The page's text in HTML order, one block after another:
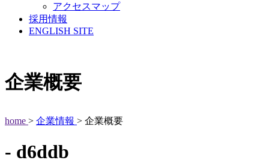
アクセスマップ
採用情報
ENGLISH SITE
企業概要
home > 企業情報 > 企業概要
- d6ddb